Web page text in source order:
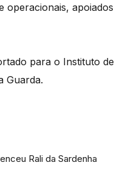
operacionais, apoiados
para o Instituto de
Guarda.
Rali da Sardenha